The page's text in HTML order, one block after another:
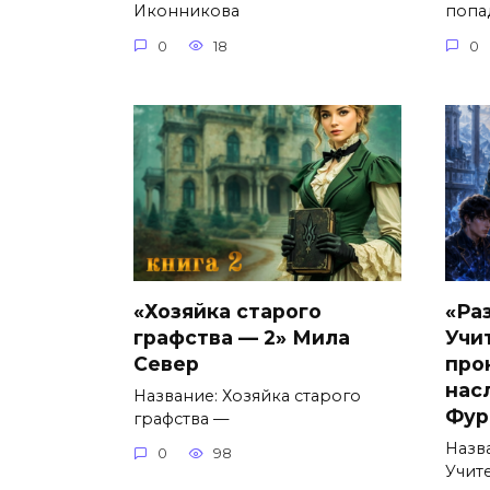
Иконникова
0 18 0
«Хозяйка старого
графства — 2» Мила
Север
Название: Хозяйка старого
графства —
0 98